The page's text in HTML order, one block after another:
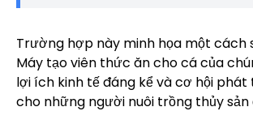
Trường hợp này minh họa một cách
Máy tạo viên thức ăn cho cá của
lợi ích kinh tế đáng kể và cơ hội
cho những người nuôi trồng thủy sản